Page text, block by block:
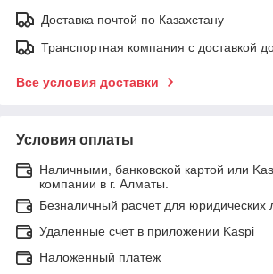
Доставка почтой по Казахстану
Транспортная компания с доставкой
Все условия доставки
Условия оплаты
Наличными, банковской картой или
компании в г. Алматы.
Безналичный расчет для юридических
Удаленные счет в приложении Kaspi
Наложенный платеж